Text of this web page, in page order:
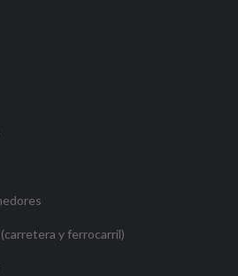
y ferrocarril)